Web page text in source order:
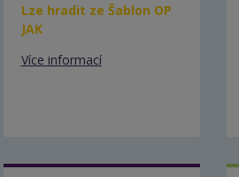
Lze hradit ze Šablon OP
JAK
Více informací